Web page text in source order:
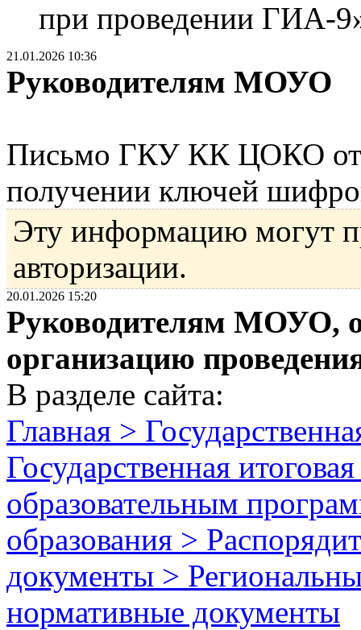
при проведении ГИА-
21.01.2026 10:36
Руководителям МОУО
Письмо ГКУ КК ЦОКО
получении ключей
Эту информацию могут
авторизации.
20.01.2026 15:20
Руководителям МОУО,
организацию
В разделе сайта:
Главная >
Государственная
образовательным
образования >
документы >
нормативные документы